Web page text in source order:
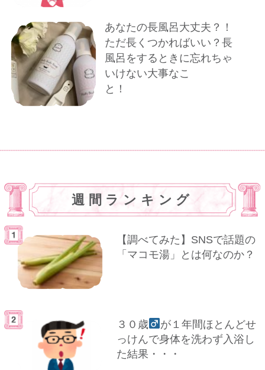
あなたの長風呂大丈夫？！
ただ長くつかればいい？長
風呂をするときに忘れちゃ
いけない大事なこ
と！
週間ランキング
【調べてみた】SNSで話題の
「マコモ湯」とは何なのか？
３０歳
が１年間ほとんどせ
っけんで身体を洗わず入浴し
た結果・・・